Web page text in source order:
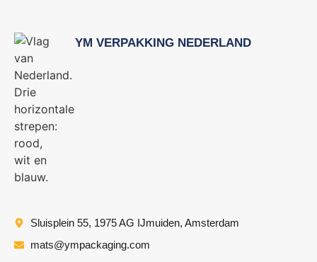
YM VERPAKKING NEDERLAND
Sluisplein 55, 1975 AG IJmuiden, Amsterdam
mats@ympackaging.com